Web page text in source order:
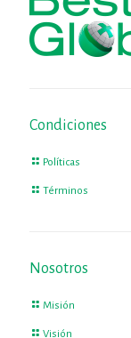
Condiciones
Políticas
Términos
Nosotros
Misión
Visión